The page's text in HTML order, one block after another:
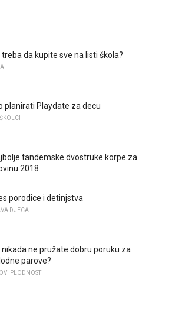
treba da kupite sve na listi škola?
planirati Playdate za decu
tandemske dvostruke korpe za
2018
porodice i detinjstva
DJECA
nikada ne pružate dobru poruku za
parove?
PLODNOSTI